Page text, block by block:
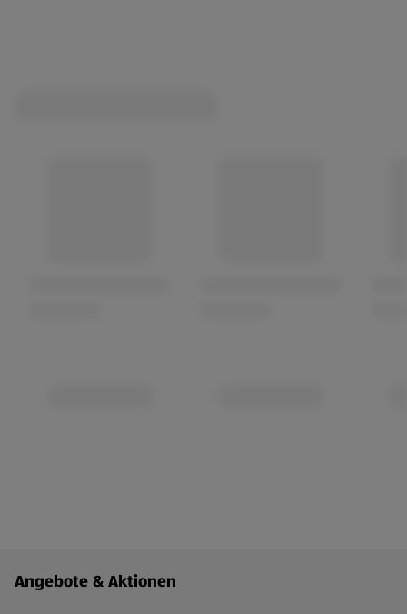
Fußzeilenmenü - weitere Links
Angebote & Aktionen